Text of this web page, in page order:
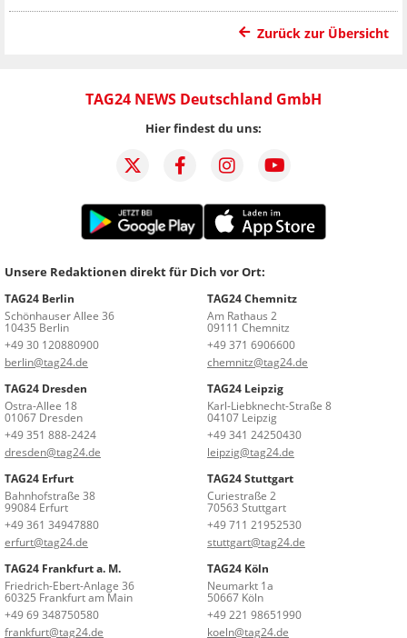
Zurück zur Übersicht
TAG24 NEWS Deutschland GmbH
Hier findest du uns:
Unsere Redaktionen direkt für Dich vor Ort:
TAG24 Berlin
Schönhauser Allee 36
10435 Berlin
+49 30 120880900
berlin@tag24.de
TAG24 Chemnitz
Am Rathaus 2
09111 Chemnitz
+49 371 6906600
chemnitz@tag24.de
TAG24 Dresden
Ostra-Allee 18
01067 Dresden
+49 351 888-2424
dresden@tag24.de
TAG24 Leipzig
Karl-Liebknecht-Straße 8
04107 Leipzig
+49 341 24250430
leipzig@tag24.de
TAG24 Erfurt
Bahnhofstraße 38
99084 Erfurt
+49 361 34947880
erfurt@tag24.de
TAG24 Stuttgart
Curiestraße 2
70563 Stuttgart
+49 711 21952530
stuttgart@tag24.de
TAG24 Frankfurt a. M.
Friedrich-Ebert-Anlage 36
60325 Frankfurt am Main
+49 69 348750580
frankfurt@tag24.de
TAG24 Köln
Neumarkt 1a
50667 Köln
+49 221 98651990
koeln@tag24.de